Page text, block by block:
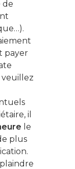
de
payer
veuillez
il
le
plus